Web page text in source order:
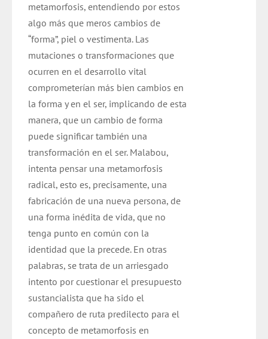
metamorfosis, entendiendo por estos
algo más que meros cambios de
“forma”, piel o vestimenta. Las
mutaciones o transformaciones que
ocurren en el desarrollo vital
comprometerían más bien cambios en
la forma y en el ser, implicando de esta
manera, que un cambio de forma
puede significar también una
transformación en el ser. Malabou,
intenta pensar una metamorfosis
radical, esto es, precisamente, una
fabricación de una nueva persona, de
una forma inédita de vida, que no
tenga punto en común con la
identidad que la precede. En otras
palabras, se trata de un arriesgado
intento por cuestionar el presupuesto
sustancialista que ha sido el
compañero de ruta predilecto para el
concepto de metamorfosis en